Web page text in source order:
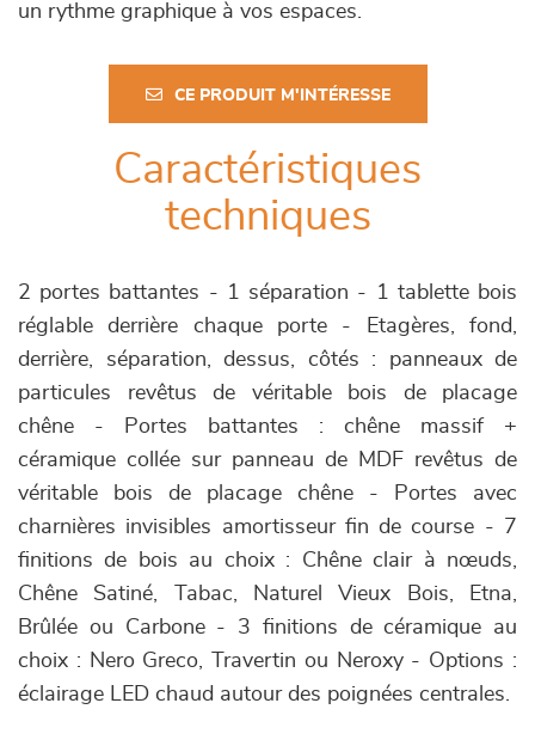
un rythme graphique à vos espaces.
CE PRODUIT M'INTÉRESSE
Caractéristiques
techniques
2 portes battantes - 1 séparation - 1 tablette bois
réglable derrière chaque porte - Etagères, fond,
derrière, séparation, dessus, côtés : panneaux de
particules revêtus de véritable bois de placage
chêne - Portes battantes : chêne massif +
céramique collée sur panneau de MDF revêtus de
véritable bois de placage chêne - Portes avec
charnières invisibles amortisseur fin de course - 7
finitions de bois au choix : Chêne clair à nœuds,
Chêne Satiné, Tabac, Naturel Vieux Bois, Etna,
Brûlée ou Carbone - 3 finitions de céramique au
choix : Nero Greco, Travertin ou Neroxy - Options :
éclairage LED chaud autour des poignées centrales.